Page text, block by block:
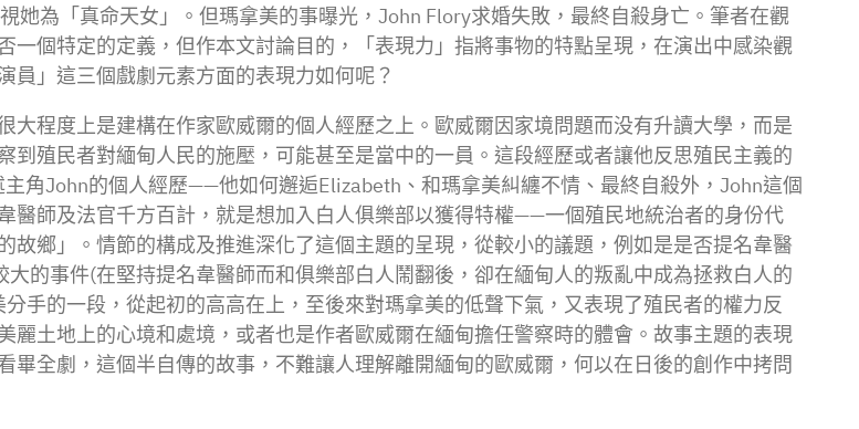
她為「真命天女」。但瑪拿美的事曝光，John Flory求婚失敗，最終自殺身亡。筆者在觀
個特定的定義，但作本文討論目的，「表現力」指將事物的特點呈現，在演出中感染觀
員」這三個戲劇元素方面的表現力如何呢？
程度上是建構在作家歐威爾的個人經歷之上。歐威爾因家境問題而没有升讀大學，而是
殖民者對緬甸人民的施壓，可能甚至是當中的一員。這段經歷或者讓他反思殖民主義的
角John的個人經歷——他如何邂逅Elizabeth、和瑪拿美糾纏不情、最終自殺外，John這個
醫師及法官千方百計，就是想加入白人俱樂部以獲得特權——一個殖民地統治者的身份代
鄉」。情節的構成及推進深化了這個主題的呈現，從較小的議題，例如是是否提名韋醫
的事件(在堅持提名韋醫師而和俱樂部白人鬧翻後，卻在緬甸人的叛亂中成為拯救白人的
手的一段，從起初的高高在上，至後來對瑪拿美的低聲下氣，又表現了殖民者的權力反
土地上的心境和處境，或者也是作者歐威爾在緬甸擔任警察時的體會。故事主題的表現
全劇，這個半自傳的故事，不難讓人理解離開緬甸的歐威爾，何以在日後的創作中拷問